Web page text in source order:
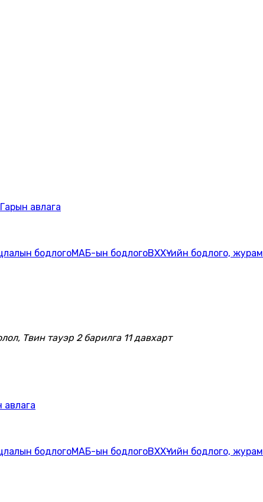
Гарын авлага
бодлогоМАБ-ын бодлогоВХХҮ-ийн бодлого, журам
Твин тауэр 2 барилга 11 давхарт
авлага
бодлогоМАБ-ын бодлогоВХХҮ-ийн бодлого, журам